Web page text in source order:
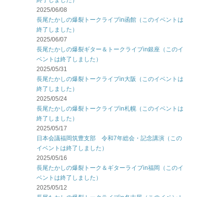
2025/06/08
長尾たかしの爆裂トークライブin函館（このイベントは
終了しました）
2025/06/07
長尾たかしの爆裂ギター＆トークライブin銀座（このイ
ベントは終了しました）
2025/05/31
長尾たかしの爆裂トークライブin大阪（このイベントは
終了しました）
2025/05/24
長尾たかしの爆裂トークライブin札幌（このイベントは
終了しました）
2025/05/17
日本会議福岡筑豊支部 令和7年総会・記念講演（この
イベントは終了しました）
2025/05/16
長尾たかしの爆裂トーク＆ギターライブin福岡（このイ
ベントは終了しました）
2025/05/12